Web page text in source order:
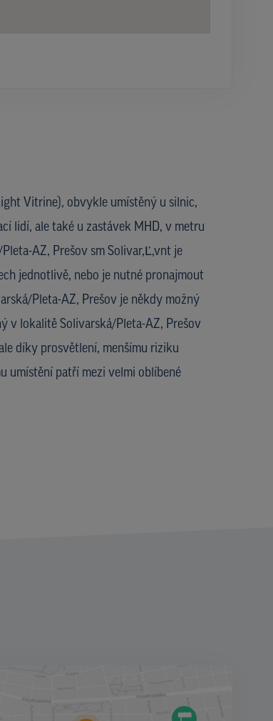
Vitrine), obvykle umístěný u silnic,
lidí, ale také u zastávek MHD, v metru
AZ, Prešov sm Solivar,Ľ,vnt je
jednotlivě, nebo je nutné pronajmout
Pleta-AZ, Prešov je někdy možný
v lokalitě Solivarská/Pleta-AZ, Prešov
díky prosvětlení, menšímu riziku
umístění patří mezi velmi oblíbené